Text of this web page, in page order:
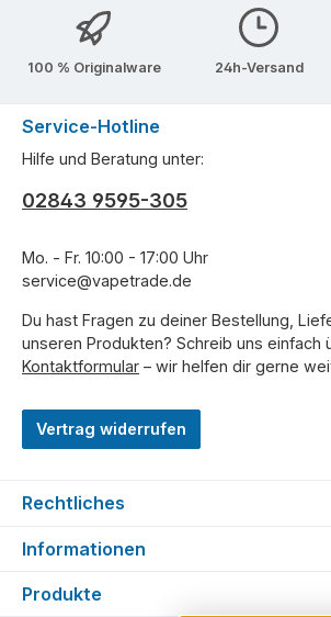
100 % Originalware 24h-Versand
Service-Hotline
Hilfe und Beratung unter:
02843 9595-305
Mo. - Fr. 10:00 - 17:00 Uhr
service@vapetrade.de
Du hast Fragen zu deiner Bestellung,
unseren Produkten? Schreib uns einfach
Kontaktformular – wir helfen dir gerne
Vertrag widerrufen
Rechtliches
Informationen
Produkte